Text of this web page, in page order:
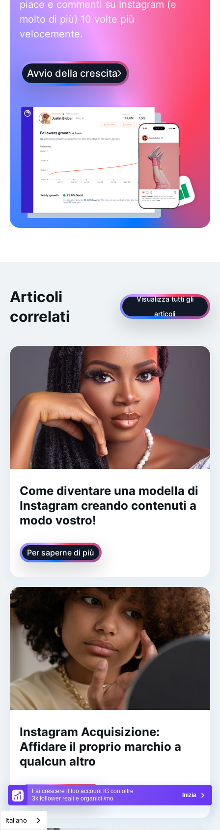
Fai crescere il tuo account IG con oltre
3k follower reali e organici /mo
Inizia
piace e commenti su Instagram (e
molto di più) 10 volte più
velocemente.
Avvio della crescita
Articoli
correlati
Visualizza tutti gli
articoli
Come diventare una modella di
Instagram creando contenuti a
modo vostro!
Per saperne di più
Instagram Acquisizione:
Affidare il proprio marchio a
qualcun altro
Per saperne di più
Italiano